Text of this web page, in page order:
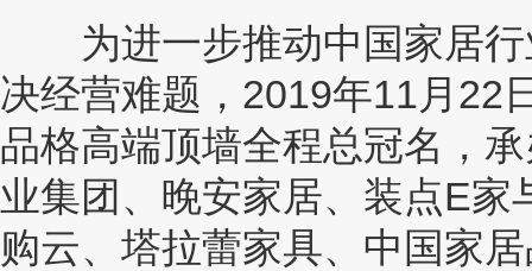
为进一步推动中国家居行
决经营难题，2019年11月22
品格高端顶墙全程总冠名，
业集团、晚安家居、装点E
购云、塔拉蕾家具、中国家